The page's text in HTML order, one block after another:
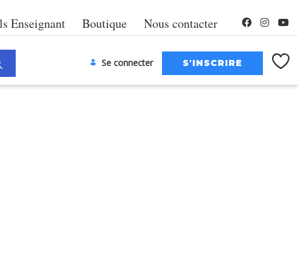
Enseignant Boutique Nous contacter
Se connecter